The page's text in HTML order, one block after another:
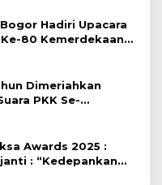
Hadiri Upacara
80 Kemerdekaan
Beriman
Dimeriahkan
PKK Se-
Awards 2025 :
: “Kedepankan
Wujudkan